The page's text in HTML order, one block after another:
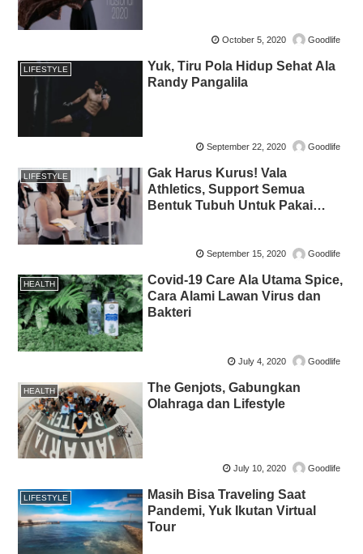
October 5, 2020 Goodlife
LIFESTYLE
Yuk, Tiru Pola Hidup Sehat Ala
Randy Pangalila
September 22, 2020 Goodlife
LIFESTYLE
Gak Harus Kurus! Vala
Athletics, Support Semua
Bentuk Tubuh Untuk Pakai
September 15, 2020 Goodlife
HEALTH
Covid-19 Care Ala Utama Spice,
Cara Alami Lawan Virus dan
Bakteri
July 4, 2020 Goodlife
HEALTH
The Genjots, Gabungkan
Olahraga dan Lifestyle
July 10, 2020 Goodlife
LIFESTYLE
Masih Bisa Traveling Saat
Pandemi, Yuk Ikutan Virtual
Tour